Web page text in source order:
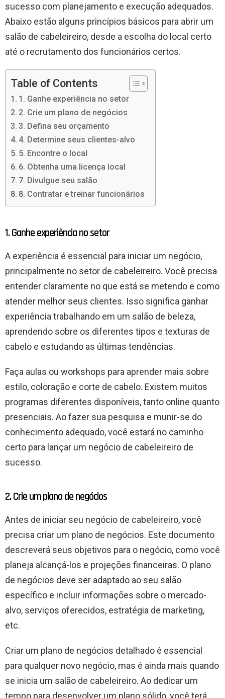
sucesso com planejamento e execução adequados.
Abaixo estão alguns princípios básicos para abrir um
salão de cabeleireiro, desde a escolha do local certo
até o recrutamento dos funcionários certos.
Table of Contents
1. Ganhe experiência no setor
2. Crie um plano de negócios
3. Defina seu orçamento
4. Determine seus clientes-alvo
5. Encontre o local
6. Obtenha uma licença local
7. Divulgue seu salão
8. Contratar e treinar funcionários
1. Ganhe experiência no setor
A experiência é essencial para iniciar um negócio,
principalmente no setor de cabeleireiro. Você precisa
entender claramente no que está se metendo e como
atender melhor seus clientes. Isso significa ganhar
experiência trabalhando em um salão de beleza,
aprendendo sobre os diferentes tipos e texturas de
cabelo e estudando as últimas tendências.
Faça aulas ou workshops para aprender mais sobre
estilo, coloração e corte de cabelo. Existem muitos
programas diferentes disponíveis, tanto online quanto
presenciais. Ao fazer sua pesquisa e munir-se do
conhecimento adequado, você estará no caminho
certo para lançar um negócio de cabeleireiro de
sucesso.
2. Crie um plano de negócios
Antes de iniciar seu negócio de cabeleireiro, você
precisa criar um plano de negócios. Este documento
descreverá seus objetivos para o negócio, como você
planeja alcançá-los e projeções financeiras. O plano
de negócios deve ser adaptado ao seu salão
específico e incluir informações sobre o mercado-
alvo, serviços oferecidos, estratégia de marketing,
etc.
Criar um plano de negócios detalhado é essencial
para qualquer novo negócio, mas é ainda mais quando
se inicia um salão de cabeleireiro. Ao dedicar um
tempo para desenvolver um plano sólido, você terá